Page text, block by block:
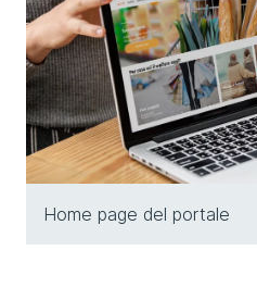
Home page del portale